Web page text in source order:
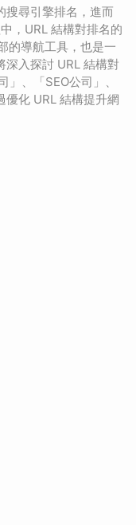
搜尋引擎排名，進而
，URL 結構對排名的
的導航工具，也是一
深入探討 URL 結構對
、「SEO公司」、
優化 URL 結構提升網